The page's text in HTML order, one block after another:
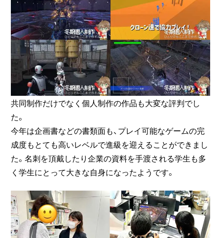
共同制作だけでなく個人制作の作品も大変な評判でし
た。
今年は企画書などの書類面も、プレイ可能なゲームの完
成度もとても高いレベルで進級を迎えることができまし
た。名刺を頂戴したり企業の資料を手渡される学生も多
く学生にとって大きな自身になったようです。